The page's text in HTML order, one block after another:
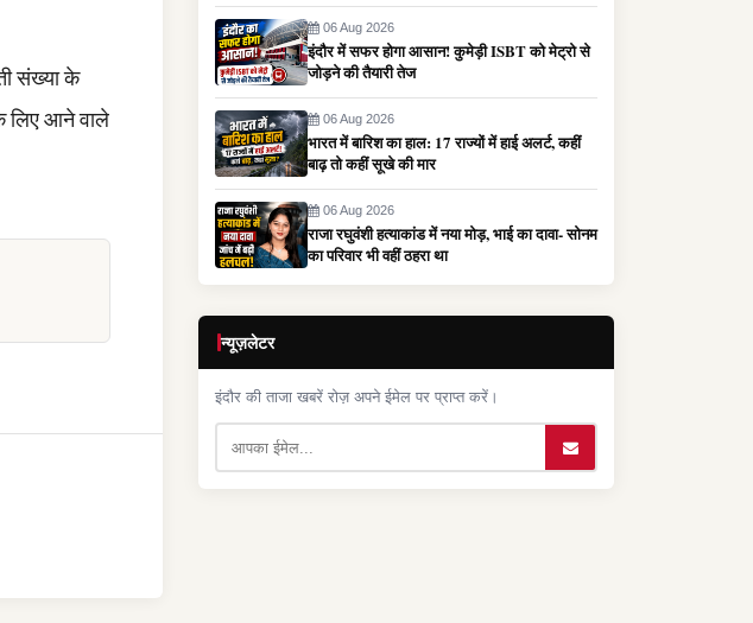
संख्या के
लिए आने वाले
06 Aug 2026
इंदौर में सफर होगा आसान! कुमेड़ी ISBT को मेट्रो से
जोड़ने की तैयारी तेज
06 Aug 2026
भारत में बारिश का हाल: 17 राज्यों में हाई अलर्ट, कहीं
बाढ़ तो कहीं सूखे की मार
06 Aug 2026
राजा रघुवंशी हत्याकांड में नया मोड़, भाई का दावा- सोनम
का परिवार भी वहीं ठहरा था
न्यूज़लेटर
इंदौर की ताजा खबरें रोज़ अपने ईमेल पर प्राप्त करें।